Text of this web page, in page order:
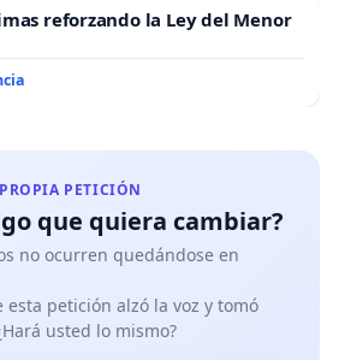
reforzando la Ley del Menor
PETICIÓN
que quiera cambiar?
no ocurren quedándose en
esta petición alzó la voz y tomó
usted lo mismo?